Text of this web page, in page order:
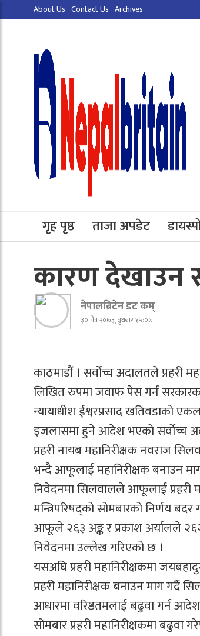
About Us Contact Us Archives
गृह पृष्ठ ताजा अपडेट
कारण देखाउन
नेपालब्रिटेन डट कम्
३० चैत्र २०७३, बुधबार १५:०७
काठमाडौं । सर्वोच्च अदालतले प्रहरी
लिखित रुपमा जवाफ पेस गर्न
न्यायाधीश ईश्वरप्रसाद खतिवडाको
इजलासमा हुने आदेश भएको सर्वोच्च
प्रहरी नायब महानिरीक्षक नवराज
भन्दै आफूलाई महानिरीक्षक बनाउन
निवेदनमा सिलवालले आफूलाई प्रहरी
मन्त्रिपरिषद्को सोमबारको निर्णय
आफूले २६३ अङ्क र प्रकाश अर्यालले २६२
निवेदनमा उल्लेख गरिएको छ ।
यसअघि प्रहरी महानिरीक्षकमा
प्रहरी महानिरीक्षक बनाउन माग गर्दै
आधारमा वरिष्ठतमलाई बढुवा गर्न
सोमबार प्रहरी महानिरीक्षकमा